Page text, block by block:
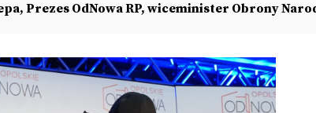
Prezes OdNowa RP, wiceminister Obrony